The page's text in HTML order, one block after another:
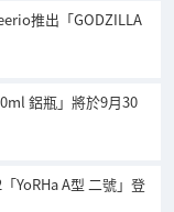
推出「GODZILLA
鋁瓶」將於9月30
YoRHa A型 二號」登